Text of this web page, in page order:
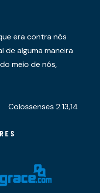
era contra nós
de alguma maneira
meio de nós,
Colossenses 2.13,14